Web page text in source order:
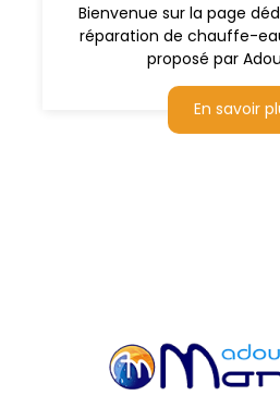
Bienvenue sur la page
réparation de chauffe-
proposé par
En savoir